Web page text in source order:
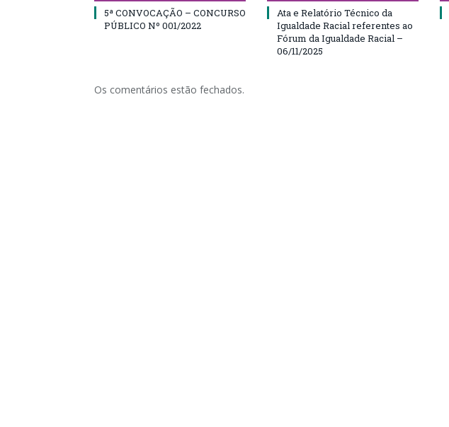
5ª CONVOCAÇÃO – CONCURSO
PÚBLICO Nº 001/2022
Ata e Relatório Técnico da
Igualdade Racial referentes ao
Fórum da Igualdade Racial –
06/11/2025
Os comentários estão fechados.